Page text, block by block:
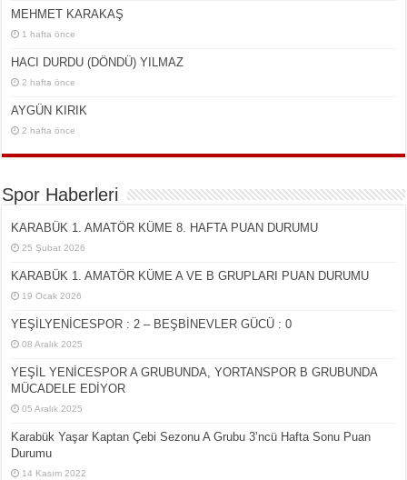
MEHMET KARAKAŞ
1 hafta önce
HACI DURDU (DÖNDÜ) YILMAZ
2 hafta önce
AYGÜN KIRIK
2 hafta önce
Spor Haberleri
KARABÜK 1. AMATÖR KÜME 8. HAFTA PUAN DURUMU
25 Şubat 2026
KARABÜK 1. AMATÖR KÜME A VE B GRUPLARI PUAN DURUMU
19 Ocak 2026
YEŞİLYENİCESPOR : 2 – BEŞBİNEVLER GÜCÜ : 0
08 Aralık 2025
YEŞİL YENİCESPOR A GRUBUNDA, YORTANSPOR B GRUBUNDA
MÜCADELE EDİYOR
05 Aralık 2025
Karabük Yaşar Kaptan Çebi Sezonu A Grubu 3’ncü Hafta Sonu Puan
Durumu
14 Kasım 2022